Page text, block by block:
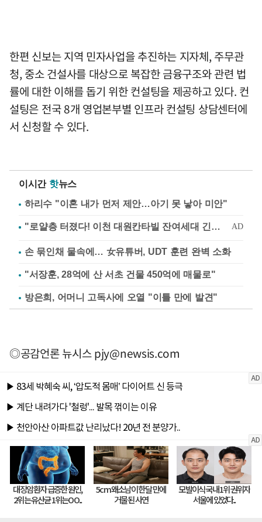
한편 신보는 지역 민자사업을 추진하는 지자체, 주무관
청, 중소 건설사를 대상으로 복잡한 금융구조와 관련 법
률에 대한 이해를 돕기 위한 컨설팅을 제공하고 있다. 컨
설팅은 전국 8개 영업본부별 인프라 컨설팅 상담센터에
서 신청할 수 있다.
이시간 핫뉴스
하리수 "이혼 내가 먼저 제안…아기 못 낳아 미안"
손 묶인채 물속에… 女유튜버, UDT 훈련 완벽 소화
"서장훈, 28억에 산 서초 건물 450억에 매물로"
방은희, 어머니 고독사에 오열 "이틀 만에 발견"
◎공감언론 뉴시스pjy@newsis.com